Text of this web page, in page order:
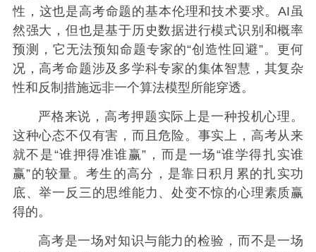
性，这也是高考命题的基本伦理和技术要求。AI虽
然强大，但也是基于历史数据进行模式识别和概率
预测，它无法预知命题专家的“创造性回避”。更何
况，高考命题涉及多学科专家的集体智慧，其复杂
性和反制措施远非一个算法模型所能穿透。
严格来说，高考押题实际上是一种投机心理。
这种心态不仅有害，而且危险。事实上，高考从来
就不是“谁押得准谁赢”，而是一场“谁学得扎实谁
赢”的较量。考生的高分，是靠日积月累的扎实功
底、举一反三的思维能力、处变不惊的心理素质赢
得的。
高考是一场对知识与能力的检验，而不是一场